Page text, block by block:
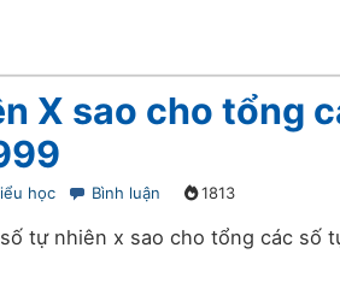
X sao cho tổng
học Bình luận 1813
tự nhiên x sao cho tổng các số